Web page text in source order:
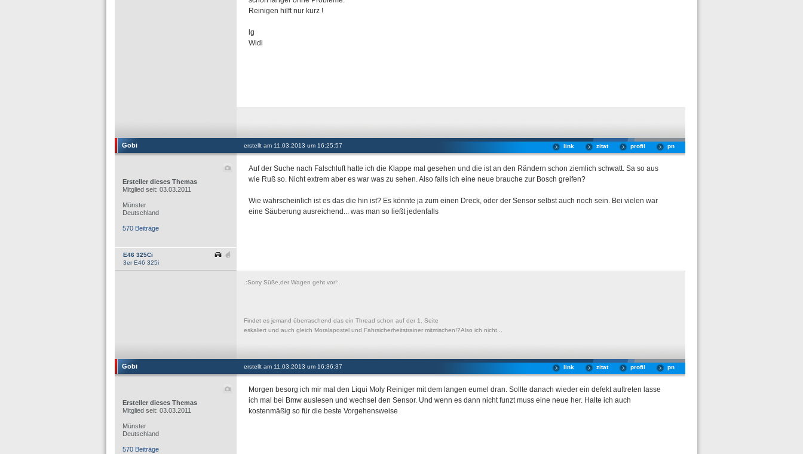
Reinigen hilft nur kurz !
lg
Widi
Gobi erstellt am 11.03.2013 um 16:25:57 pn
profil
zitat
link
Ersteller dieses Themas
Mitglied seit: 03.03.2011
Münster
Deutschland
570 Beiträge
E46 325Ci
3er E46 325i
Auf der Suche nach Falschluft hatte ich die Klappe mal gesehen und die ist an den Rändern schon ziemlich schwatt. Sa so aus
wie Ruß so. Nicht extrem aber es war was zu sehen. Also falls ich eine neue brauche zur Bosch greifen?
Wie wahrscheinlich ist es das die hin ist? Es könnte ja zum einen Dreck, oder der Sensor selbst auch noch sein. Bei vielen war
eine Säuberung ausreichend... was man so ließt jedenfalls
.:Sorry Süße,der Wagen geht vor!:.
Findet es jemand überraschend das ein Thread schon auf der 1. Seite
eskaliert und auch gleich Moralapostel und Fahrsicherheitstrainer mitmischen!?Also ich nicht...
Gobi erstellt am 11.03.2013 um 16:36:37 pn
profil
zitat
link
Ersteller dieses Themas
Mitglied seit: 03.03.2011
Münster
Deutschland
570 Beiträge
Morgen besorg ich mir mal den Liqui Moly Reiniger mit dem langen eumel dran. Sollte danach wieder ein defekt auftreten lasse
ich mal bei Bmw auslesen und wechsel den Sensor. Und wenn es dann nicht funzt muss eine neue her. Halte ich auch
kostenmäßig so für die beste Vorgehensweise